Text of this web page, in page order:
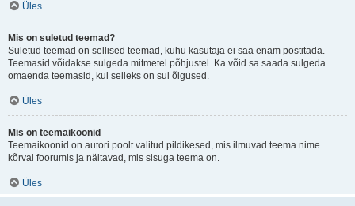
Üles
Mis on suletud teemad?
Suletud teemad on sellised teemad, kuhu kasutaja ei saa enam postitada.
Teemasid võidakse sulgeda mitmetel põhjustel. Ka võid sa saada sulgeda
omaenda teemasid, kui selleks on sul õigused.
Üles
Mis on teemaikoonid
Teemaikoonid on autori poolt valitud pildikesed, mis ilmuvad teema nime
kõrval foorumis ja näitavad, mis sisuga teema on.
Üles